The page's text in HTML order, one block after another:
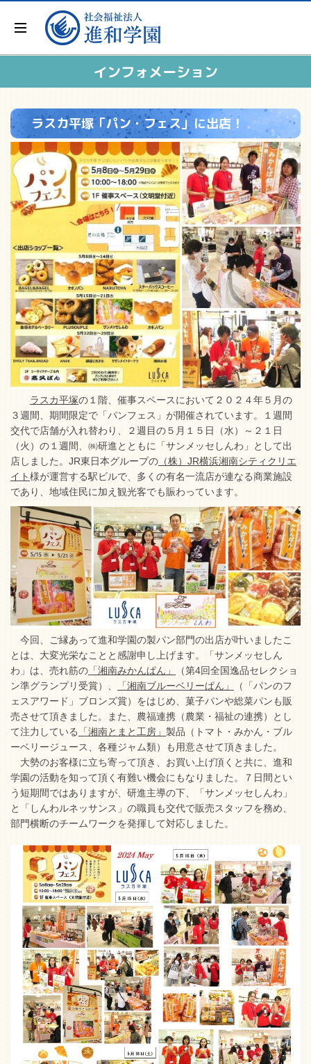
インフォメーション
ラスカ平塚「パン・フェス」に出店！
ラスカ平塚の１階、催事スペースにおいて２０２４年５月の
３週間、期間限定で「パンフェス」が開催されています。１週間
交代で店舗が入れ替わり、２週目の５月１５日（水）～２１日
（火）の１週間、㈱研進とともに「サンメッセしんわ」として出
店しました。JR東日本グループの（株）JR横浜湘南シティクリエ
イト様が運営する駅ビルで、多くの有名一流店が連なる商業施設
であり、地域住民に加え観光客でも賑わっています。
今回、ご縁あって進和学園の製パン部門の出店が叶いましたこ
とは、大変光栄なことと感謝申し上げます。「サンメッセしん
わ」は、売れ筋の「湘南みかんぱん」（第4回全国逸品セレクショ
ン準グランプリ受賞）、「湘南ブルーベリーぱん」（「パンのフ
ェスアワード」ブロンズ賞）をはじめ、菓子パンや総菜パンも販
売させて頂きました。また、農福連携（農業・福祉の連携）とし
て注力している「湘南とまと工房」製品（トマト・みかん・ブル
ーベリージュース、各種ジャム類）も用意させて頂きました。
大勢のお客様に立ち寄って頂き、お買い上げ頂くと共に、進和
学園の活動を知って頂く有難い機会にもなりました。７日間とい
う短期間ではありますが、研進主導の下、「サンメッセしんわ」
と「しんわルネッサンス」の職員も交代で販売スタッフを務め、
部門横断のチームワークを発揮して対応しました。